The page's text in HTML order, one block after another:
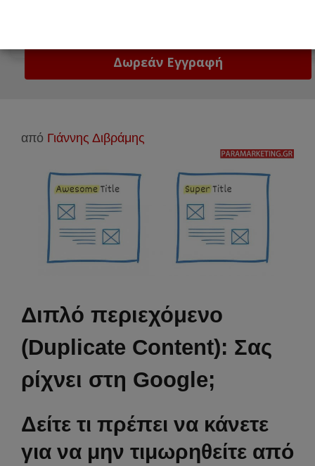
από Γιάννης Διβράμης
Διπλό περιεχόμενο
(Duplicate Content): Σας
ρίχνει στη Google;
Δείτε τι πρέπει να κάνετε
για να μην τιμωρηθείτε από